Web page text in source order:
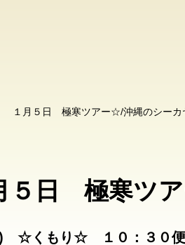
１月５日 極寒ツアー☆/沖縄のシーカ
５日 極寒ツ
) ☆くもり☆ １０：３０